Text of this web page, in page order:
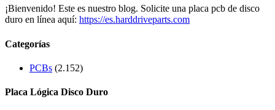
¡Bienvenido! Este es nuestro blog. Solicite una placa pcb de disco
duro en línea aquí: https://es.harddriveparts.com
Categorías
PCBs (2.152)
Placa Lógica Disco Duro